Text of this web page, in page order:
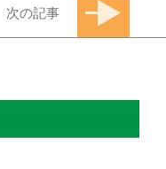
次の記事